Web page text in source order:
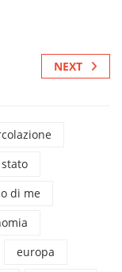
NEXT
di me
europa